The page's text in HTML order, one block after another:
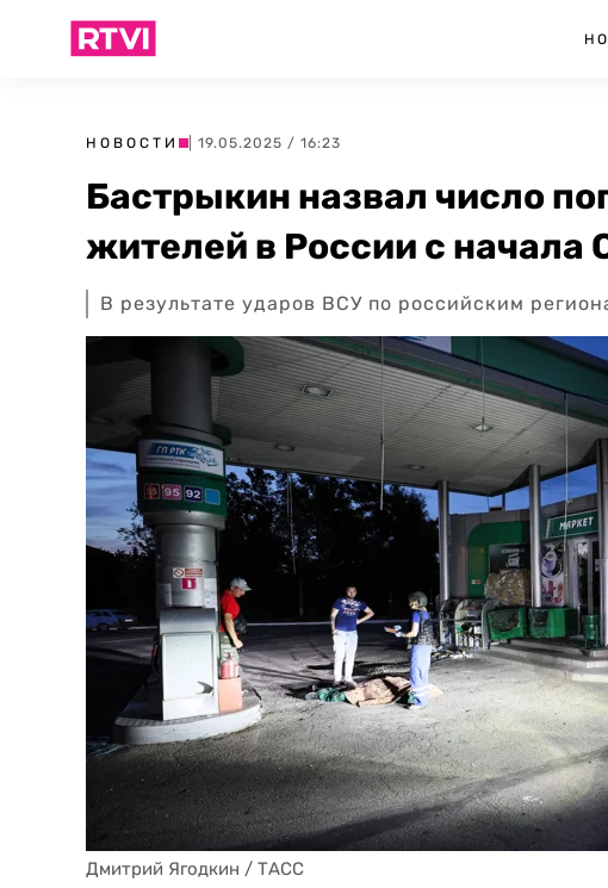
НОВОСТИ | 19.05.2025 / 16:23
Бастрыкин назвал число
жителей в России с начала
В результате ударов ВСУ по российским
Дмитрий Ягодкин / ТАСС